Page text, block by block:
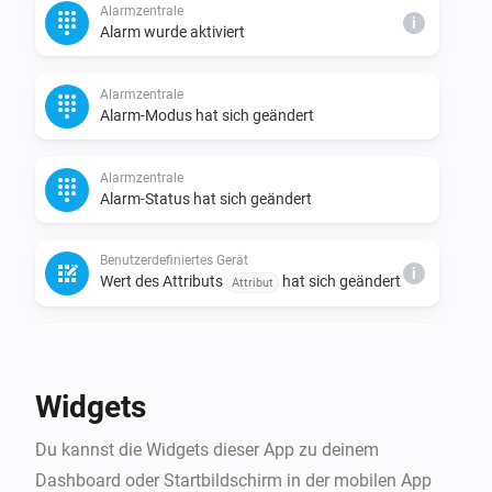
Home Assistant Entitäten in der YAML Definition zu
Details und Beispiele sind in Github abrufbar:
https://github.com/RonnyWinkler/homeassistant.homey
Alarmzentrale
Alarm wurde aktiviert i
Alarmzentrale
Alarm-Modus hat sich geändert
Alarmzentrale
Alarm-Status hat sich geändert
Benutzerdefiniertes Gerät
Wert des Attributs Attribut hat sich geändert i
Benutzerdefiniertes Gerät
Der Alarm des Attributs oder Schalter
Attribut ist angegangen
Widgets
Du kannst die Widgets dieser App zu deinem
Dashboard oder Startbildschirm in der mobilen App